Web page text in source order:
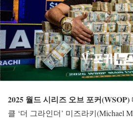
2025 월드 시리즈 오브 포커(WSOP)
클 ‘더 그라인더’ 미즈라키(Michael